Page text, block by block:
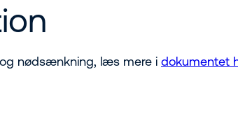
nødsænkning, læs mere i dokumentet